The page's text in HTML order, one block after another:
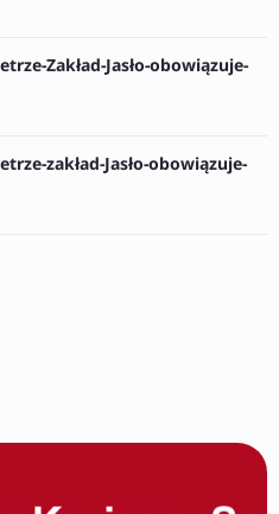
Zakład-Jasło-obowiązuje-
zakład-Jasło-obowiązuje-